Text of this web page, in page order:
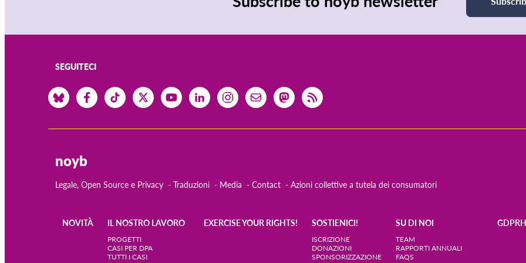
SEGUITECI
noyb
Legale, Open Source e Privacy Traduzioni Media Contact Azioni collettive a tutela dei consumatori
NOVITÀ IL NOSTRO LAVORO
PROGETTI
CASI PER DPA
TUTTI I CASI
EXERCISE YOUR RIGHTS! SOSTIENICI!
ISCRIZIONE
DONAZIONI
SPONSORIZZAZIONE
SU DI NOI
TEAM
RAPPORTI ANNUALI
FAQS